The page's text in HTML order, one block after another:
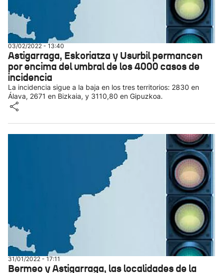
03/02/2022 - 13:40
Astigarraga, Eskoriatza y Usurbil permancen
por encima del umbral de los 4000 casos de
incidencia
La incidencia sigue a la baja en los tres territorios: 2830 en
Álava, 2671 en Bizkaia, y 3110,80 en Gipuzkoa.
31/01/2022 - 17:11
Bermeo y Astigarraga, las localidades de la